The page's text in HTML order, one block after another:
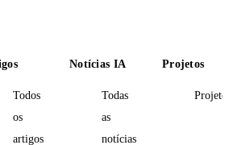
Todos
os
artigos
Notícias IA
Todas
as
notícias
Projetos